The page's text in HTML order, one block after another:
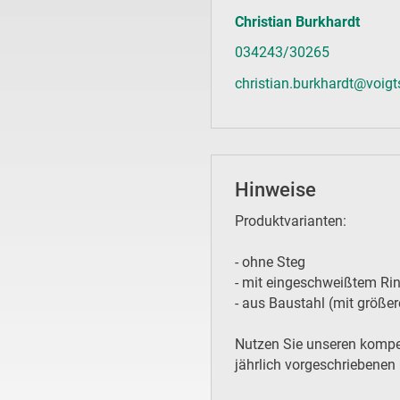
Christian Burkhardt
034243/30265
Hinweise
Produktvarianten:
- ohne Steg
- mit eingeschweißtem
- aus Baustahl (mit
Nutzen Sie unseren
jährlich vorgeschriebenen